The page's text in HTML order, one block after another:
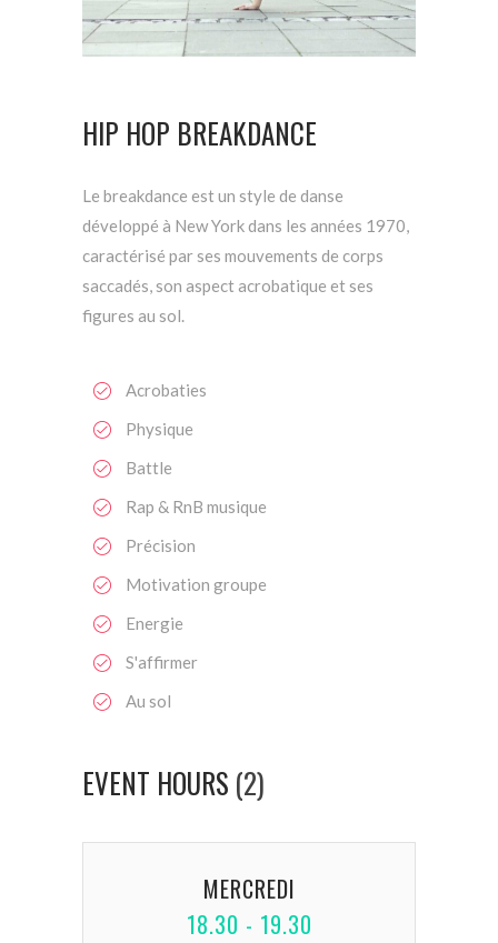
HIP HOP BREAKDANCE
Le breakdance est un style de danse
développé à New York dans les années 1970,
caractérisé par ses mouvements de corps
saccadés, son aspect acrobatique et ses
figures au sol.
Acrobaties
Physique
Battle
Rap & RnB musique
Précision
Motivation groupe
Energie
S'affirmer
Au sol
EVENT HOURS (2)
MERCREDI
18.30 - 19.30